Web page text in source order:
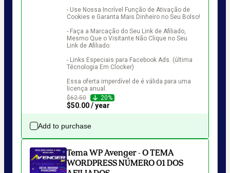
- Use Nossa Incrível Função de Ativação de
Cookies e Garanta Mais Dinheiro no Seu Bolso!
- Faça a Marcação do Seu Link de Afiliado,
Mesmo Que o Visitante Não Clique no Seu
Link de Afiliado.
- Links Especiais para Facebook Ads. (última
Técnologia Em Clocker)
Essa oferta imperdível de é válida para uma
licença anual.
$62.50
20%
$50.00 / year
Add to purchase
Tema WP Avenger - O TEMA
WORDPRESS NÚMERO 01 DOS